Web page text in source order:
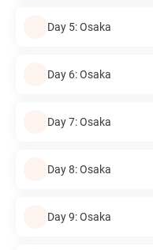
Day 5: Osaka
Day 6: Osaka
Day 7: Osaka
Day 8: Osaka
Day 9: Osaka